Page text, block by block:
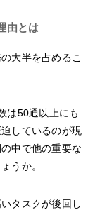
由とは
大半を占めるこ
は50通以上にも
しているのが現
中で他の重要な
うか。
タスクが後回し